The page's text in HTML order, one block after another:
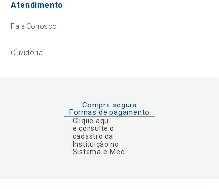
Atendimento
Fale Conosco
Ouvidoria
Compra segura
Formas de pagamento
Clique aqui
e consulte o
cadastro da
Instituição no
Sistema e-Mec